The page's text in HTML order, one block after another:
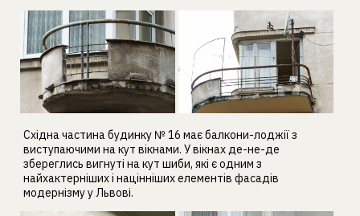
Східна частина будинку № 16 має балкони-лоджії з
виступаючими на кут вікнами. У вікнах де-не-де
збереглись вигнуті на кут шиби, які є одним з
найхактерніших і націнніших елементів фасадів
модернізму у Львові.